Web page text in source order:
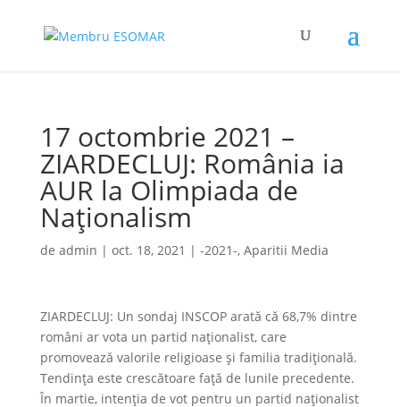
17 octombrie 2021 –
ZIARDECLUJ: România ia
AUR la Olimpiada de
Naționalism
de admin | oct. 18, 2021 | -2021-, Aparitii Media
ZIARDECLUJ: Un sondaj INSCOP arată că 68,7% dintre
români ar vota un partid naționalist, care
promovează valorile religioase și familia tradițională.
Tendința este crescătoare față de lunile precedente.
În martie, intenția de vot pentru un partid naționalist